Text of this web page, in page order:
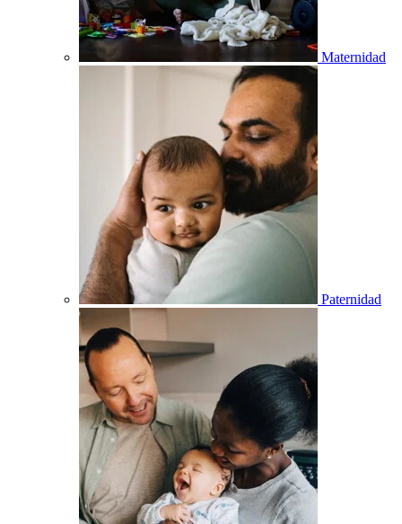
Maternidad
Paternidad